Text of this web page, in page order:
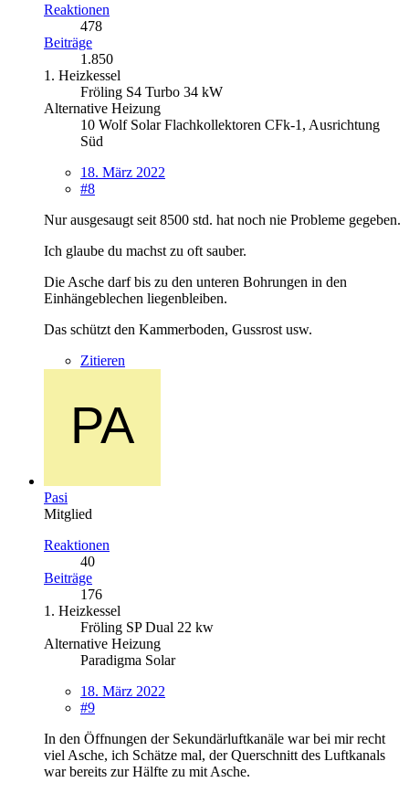
Reaktionen
478
Beiträge
1.850
1. Heizkessel
Fröling S4 Turbo 34 kW
Alternative Heizung
10 Wolf Solar Flachkollektoren CFk-1, Ausrichtung
Süd
18. März 2022
#8
Nur ausgesaugt seit 8500 std. hat noch nie Probleme gegeben.
Ich glaube du machst zu oft sauber.
Die Asche darf bis zu den unteren Bohrungen in den
Einhängeblechen liegenbleiben.
Das schützt den Kammerboden, Gussrost usw.
Zitieren
Pasi
Mitglied
Reaktionen
40
Beiträge
176
1. Heizkessel
Fröling SP Dual 22 kw
Alternative Heizung
Paradigma Solar
18. März 2022
#9
In den Öffnungen der Sekundärluftkanäle war bei mir recht
viel Asche, ich Schätze mal, der Querschnitt des Luftkanals
war bereits zur Hälfte zu mit Asche.